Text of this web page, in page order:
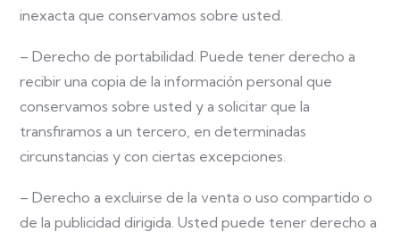
inexacta que conservamos sobre usted.
– Derecho de portabilidad. Puede tener derecho a
recibir una copia de la información personal que
conservamos sobre usted y a solicitar que la
transfiramos a un tercero, en determinadas
circunstancias y con ciertas excepciones.
– Derecho a excluirse de la venta o uso compartido o
de la publicidad dirigida. Usted puede tener derecho a